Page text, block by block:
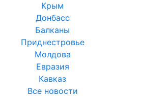
Крым
Донбасс
Балканы
Приднестровье
Молдова
Евразия
Кавказ
Все новости